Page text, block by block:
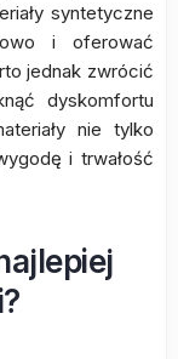
syntetyczne
i oferować
jednak zwrócić
dyskomfortu
nie tylko
i trwałość